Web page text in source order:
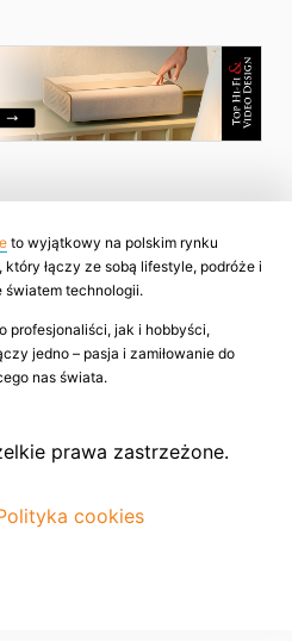
to wyjątkowy na polskim rynku
który łączy ze sobą lifestyle, podróże i
światem technologii.
profesjonaliści, jak i hobbyści,
jedno – pasja i zamiłowanie do
nas świata.
prawa zastrzeżone.
cookies